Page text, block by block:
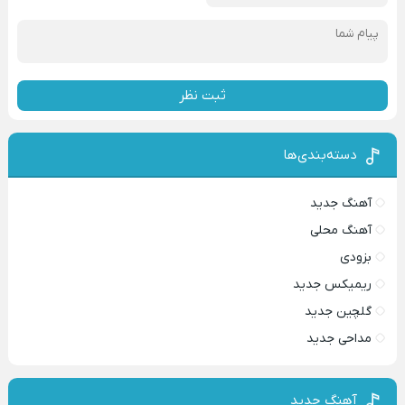
ثبت نظر
دسته‌بندی‌ها
آهنگ جدید
آهنگ محلی
بزودی
ریمیکس جدید
گلچین جدید
مداحی جدید
آهنگ جدید